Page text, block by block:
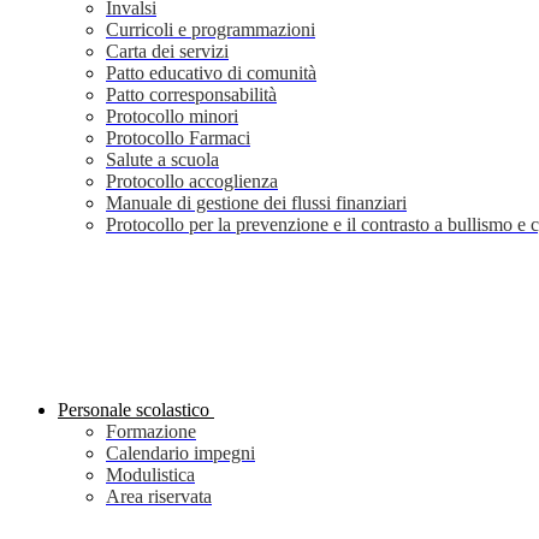
Invalsi
Curricoli e programmazioni
Carta dei servizi
Patto educativo di comunità
Patto corresponsabilità
Protocollo minori
Protocollo Farmaci
Salute a scuola
Protocollo accoglienza
Manuale di gestione dei flussi finanziari
Protocollo per la prevenzione e il contrasto a bullismo e
Personale scolastico
Formazione
Calendario impegni
Modulistica
Area riservata